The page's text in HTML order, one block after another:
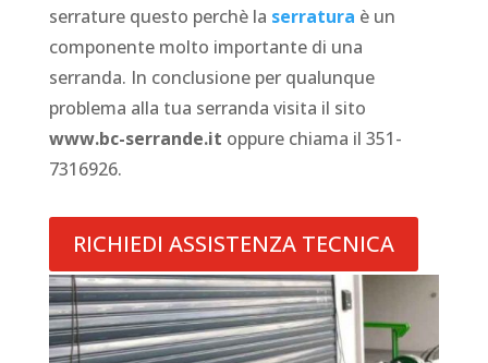
serrature questo perchè la serratura è un
componente molto importante di una
serranda. In conclusione per qualunque
problema alla tua serranda visita il sito
www.bc-serrande.it oppure chiama il 351-
7316926.
RICHIEDI ASSISTENZA TECNICA